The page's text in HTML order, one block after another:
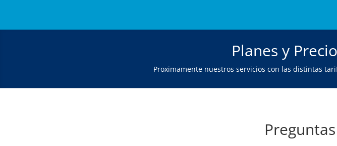
Planes y
Proximamente nuestros servicios con las distintas